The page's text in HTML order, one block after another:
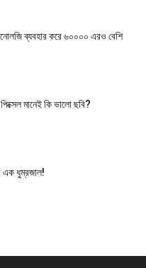
ব্যবহার করে ৬০০০০ এরও বেশি
মানেই কি ভালো ছবি?
এক ধুম্রজাল!